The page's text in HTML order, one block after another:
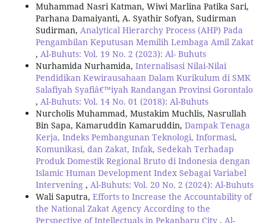
Muhammad Nasri Katman, Wiwi Marlina Patika Sari,
Parhana Damaiyanti, A. Syathir Sofyan, Sudirman
Sudirman, Analytical Hierarchy Process (AHP) Pada
Pengambilan Keputusan Memilih Lembaga Amil Zakat
, Al-Buhuts: Vol. 19 No. 2 (2023): Al- Buhuts
Nurhamida Nurhamida, Internalisasi Nilai-Nilai
Pendidikan Kewirausahaan Dalam Kurikulum di SMK
Salafiyah Syafiâ€™iyah Randangan Provinsi Gorontalo
, Al-Buhuts: Vol. 14 No. 01 (2018): Al-Buhuts
Nurcholis Muhammad, Mustakim Muchlis, Nasrullah
Bin Sapa, Kamaruddin Kamaruddin, Dampak Tenaga
Kerja, Indeks Pembangunan Teknologi, Informasi,
Komunikasi, dan Zakat, Infak, Sedekah Terhadap
Produk Domestik Regional Bruto di Indonesia dengan
Islamic Human Development Index Sebagai Variabel
Intervening , Al-Buhuts: Vol. 20 No. 2 (2024): Al-Buhuts
Wali Saputra, Efforts to Increase the Accountability of
the National Zakat Agency According to the
Perspective of Intellectuals in Pekanbaru City , Al-